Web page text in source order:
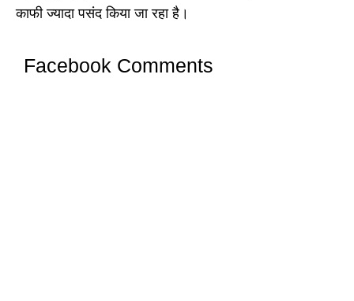
काफी ज्यादा पसंद किया जा रहा है।
Facebook Comments